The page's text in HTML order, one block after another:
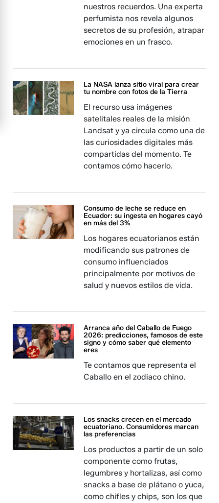
nuestros recuerdos. Una experta
perfumista nos revela algunos
secretos de su profesión, atrapar
emociones en un frasco.
La NASA lanza sitio viral para crear
tu nombre con fotos de la Tierra
El recurso usa imágenes
satelitales reales de la misión
Landsat y ya circula como una de
las curiosidades digitales más
compartidas del momento. Te
contamos cómo hacerlo.
Consumo de leche se reduce en
Ecuador: su ingesta en hogares cayó
en más del 3%
Los hogares ecuatorianos están
modificando sus patrones de
consumo influenciados
principalmente por motivos de
salud y nuevos estilos de vida.
Arranca año del Caballo de Fuego
2026: predicciones, famosos de este
signo y cómo saber qué elemento
eres
Te contamos que representa el
Caballo en el zodiaco chino.
Los snacks crecen en el mercado
ecuatoriano. Consumidores marcan
las preferencias
Los productos a partir de un solo
componente como frutas,
legumbres y hortalizas, así como
snacks a base de plátano o yuca,
como chifles y chips, son los que